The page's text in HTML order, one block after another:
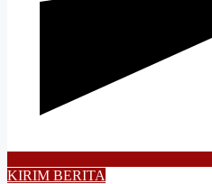
KIRIM BERITA